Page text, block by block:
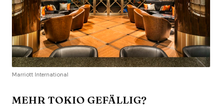
Marriott International
MEHR TOKIO GEFÄLLIG?